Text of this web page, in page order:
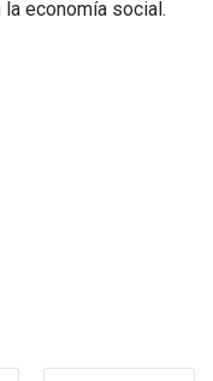
economía social.